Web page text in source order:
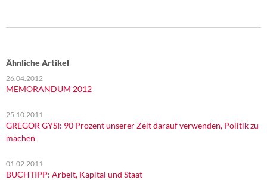
Ähnliche Artikel
26.04.2012
MEMORANDUM 2012
25.10.2011
GREGOR GYSI: 90 Prozent unserer Zeit darauf verwenden, Politik zu
machen
01.02.2011
BUCHTIPP: Arbeit, Kapital und Staat